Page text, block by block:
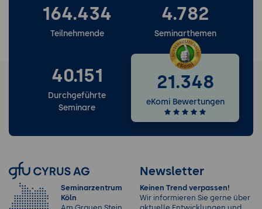
164.434
Teilnehmende
4.782
Seminarthemen
40.151
Durchgeführte
Seminare
21.348
eKomi Bewertungen
Seminarzentrum
Köln
Newsletter
Keinen Trend verpassen!
Wir informieren Sie gerne über